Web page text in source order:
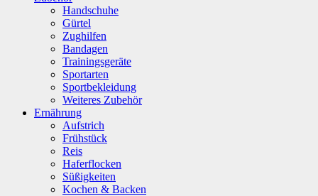
Handschuhe
Gürtel
Zughilfen
Bandagen
Trainingsgeräte
Sportarten
Sportbekleidung
Weiteres Zubehör
Ernährung
Aufstrich
Frühstück
Reis
Haferflocken
Süßigkeiten
Kochen & Backen